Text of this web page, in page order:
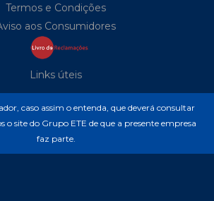
Termos e Condições
aos Consumidores
Links úteis
caso assim o entenda, que deverá consultar
o site do Grupo ETE de que a presente empresa
faz parte.